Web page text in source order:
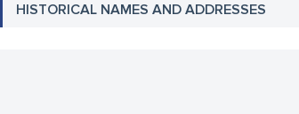
HISTORICAL NAMES AND ADDRESSES